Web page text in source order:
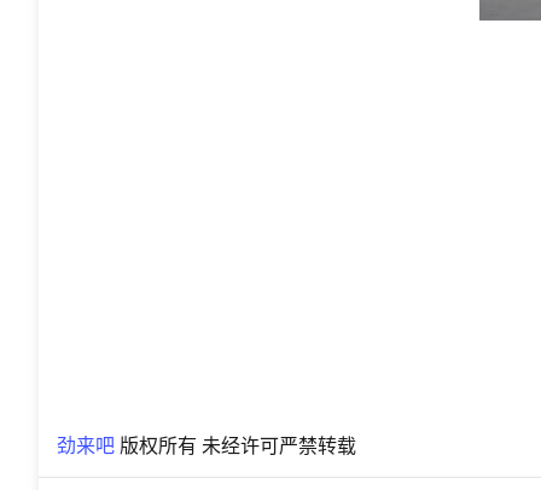
劲来吧 版权所有 未经许可严禁转载